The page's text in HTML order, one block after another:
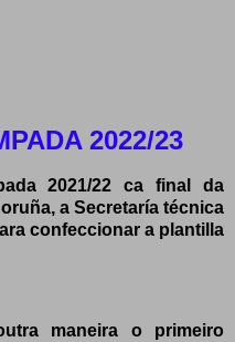
2022/23
2021/22 ca final da
a Secretaría técnica
confeccionar a plantilla
maneira o primeiro